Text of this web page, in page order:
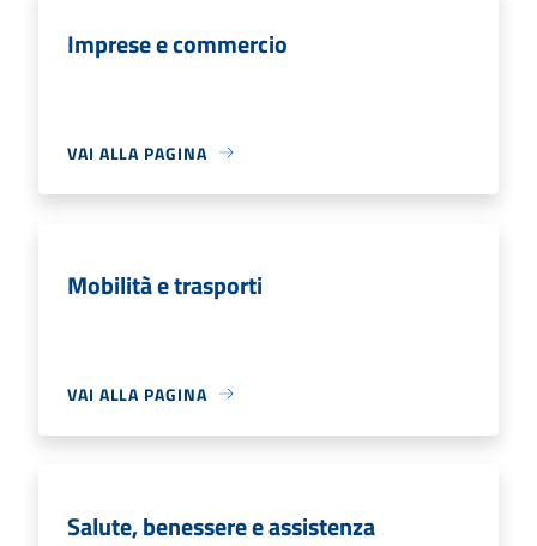
Imprese e commercio
VAI ALLA PAGINA
Mobilità e trasporti
VAI ALLA PAGINA
Salute, benessere e assistenza